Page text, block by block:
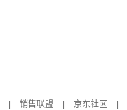
销售联盟 京东社区